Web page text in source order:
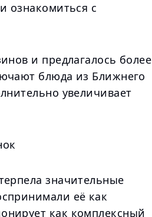
ознакомиться с
и предлагалось более
блюда из Ближнего
увеличивает
значительные
её как
как комплексный